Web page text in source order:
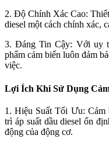
2. Độ Chính Xác Cao:
diesel một cách chính xác,
3. Đáng Tin Cậy: Với uy
phẩm cảm biến luôn đảm
việc.
Lợi Ích Khi Sử Dụng
1. Hiệu Suất Tối Ưu: Cảm
trì áp suất dầu diesel ổn
động của động cơ.